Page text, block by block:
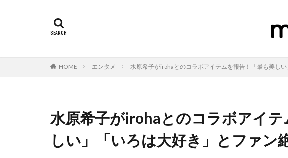
HOME エンタメ 水原希子がirohaとのコラボアイテムを報告！「最も美し
水原希子がirohaとのコラボアイ
しい」「いろは大好き」とファン